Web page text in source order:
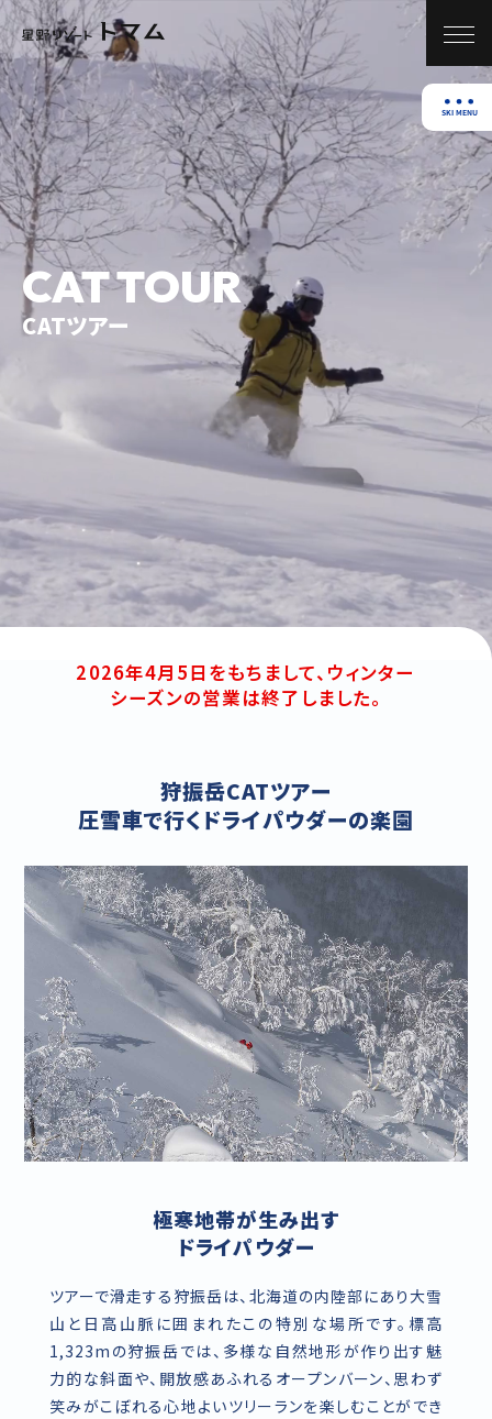
CAT TOUR
CATツアー
2026年4月5日をもちまして、ウィンター
シーズンの営業は終了しました。
狩振岳CATツアー
圧雪車で行くドライパウダーの楽園
極寒地帯が生み出す
ドライパウダー
ツアーで滑走する狩振岳は、北海道の内陸部にあり大雪
山と日高山脈に囲まれたこの特別な場所です。標高
1,323mの狩振岳では、多様な自然地形が作り出す魅
力的な斜面や、開放感あふれるオープンバーン、思わず
笑みがこぼれる心地よいツリーランを楽しむことができ